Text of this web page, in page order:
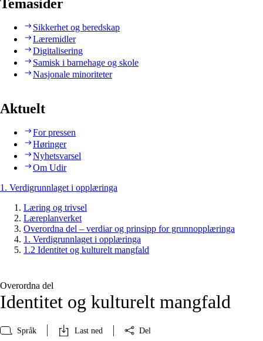
Temasider
Sikkerhet og beredskap
Læremidler
Digitalisering
Samisk i barnehage og skole
Nasjonale minoriteter
Aktuelt
For pressen
Høringer
Nyhetsvarsel
Om Udir
1. Verdigrunnlaget i opplæringa
Læring og trivsel
Læreplanverket
Overordna del – verdiar og prinsipp for grunnopplæringa
1. Verdigrunnlaget i opplæringa
1.2 Identitet og kulturelt mangfald
Overordna del
Identitet og kulturelt mangfald
Språk Last ned Del